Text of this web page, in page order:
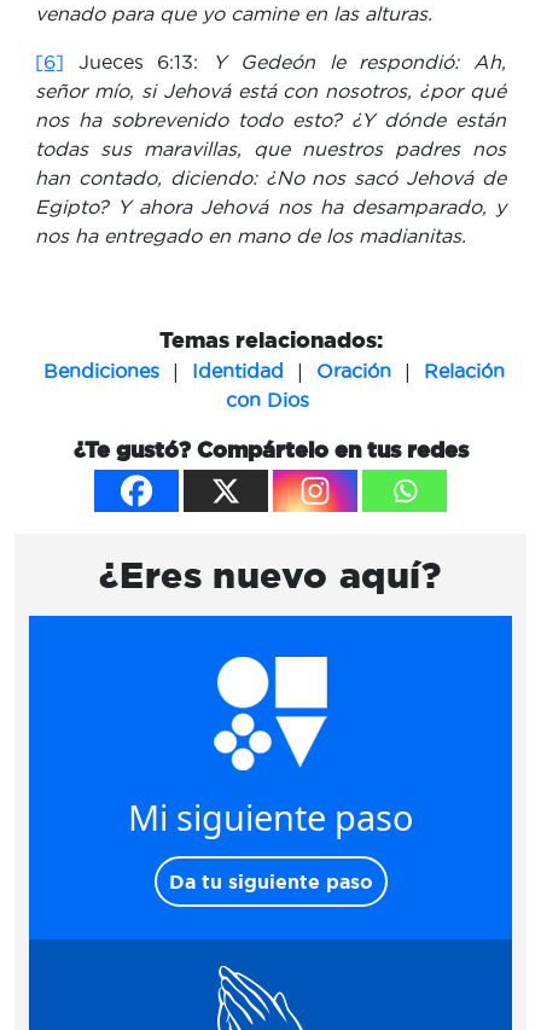
venado para que yo camine en las alturas.
[6] Jueces 6:13:
Y Gedeón le respondió: Ah,
señor mío, si Jehová está con nosotros, ¿por qué
nos ha sobrevenido todo esto? ¿Y dónde están
todas sus maravillas, que nuestros padres nos
han contado, diciendo: ¿No nos sacó Jehová de
Egipto? Y ahora Jehová nos ha desamparado, y
nos ha entregado en mano de los madianitas.
Temas relacionados:
Bendiciones | Identidad | Oración |
Relación
con Dios
¿Te gustó? Compártelo en tus redes
¿Eres nuevo aquí?
Mi siguiente paso
Da tu siguiente paso